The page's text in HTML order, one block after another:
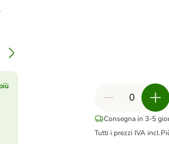
Consegna in 3-5
Tutti i prezzi IVA incl.